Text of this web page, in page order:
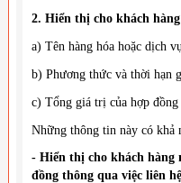
2. Hiển thị cho khách
a) Tên hàng hóa hoặc dịch
b) Phương thức và thời hạn
c) Tổng giá trị của hợp
Những thông tin này có khả
- Hiển thị cho khách hàng
đồng thông qua việc liên